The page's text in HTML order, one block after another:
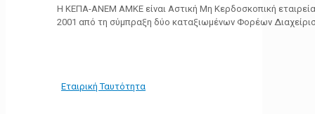
Η ΚΕΠΑ-ΑΝΕΜ ΑΜΚΕ είναι Αστική Μη Κερδοσκοπική
2001 από τη σύμπραξη δύο καταξιωμένων Φορέων
Εταιρική Ταυτότητα